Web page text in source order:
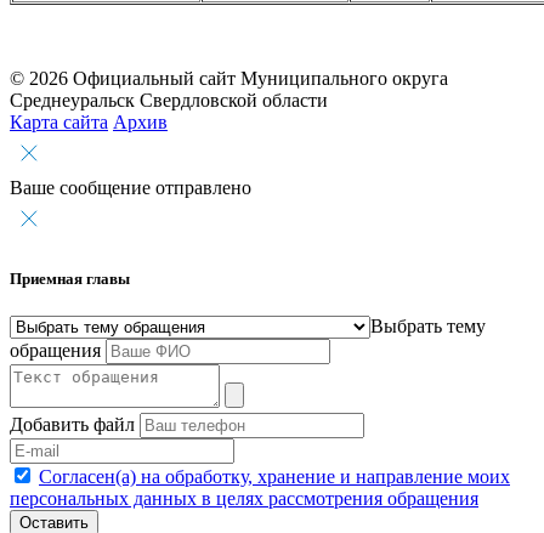
© 2026 Официальный сайт Муниципального округа
Среднеуральск Свердловской области
Карта сайта Архив
Ваше сообщение отправлено
Приемная главы
Выбрать тему
обращения
Добавить файл
Согласен(а) на обработку, хранение и направление моих
персональных данных в целях рассмотрения обращения
Оставить